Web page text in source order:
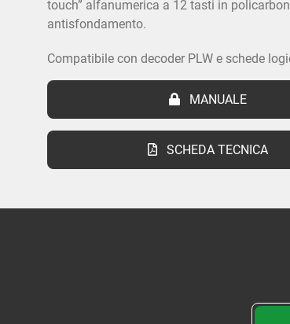
touch” alfanumerica a 12 tasti in
antisfondamento.
Compatibile con decoder PLW e schede
MANUALE
SCHEDA TECNICA